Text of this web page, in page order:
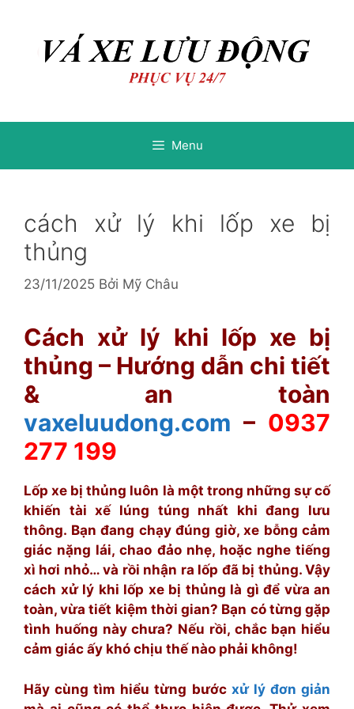
Menu
cách xử lý khi lốp xe bị
thủng
23/11/2025 Bởi Mỹ Châu
Cách xử lý khi lốp xe bị
thủng – Hướng dẫn chi tiết
& an toàn
vaxeluudong.com – 0937
277 199
Lốp xe bị thủng luôn là một trong những sự cố
khiến tài xế lúng túng nhất khi đang lưu
thông. Bạn đang chạy đúng giờ, xe bỗng cảm
giác nặng lái, chao đảo nhẹ, hoặc nghe tiếng
xì hơi nhỏ… và rồi nhận ra lốp đã bị thủng. Vậy
cách xử lý khi lốp xe bị thủng là gì để vừa an
toàn, vừa tiết kiệm thời gian? Bạn có từng gặp
tình huống này chưa? Nếu rồi, chắc bạn hiểu
cảm giác ấy khó chịu thế nào phải không!
Hãy cùng tìm hiểu từng bước xử lý đơn giản